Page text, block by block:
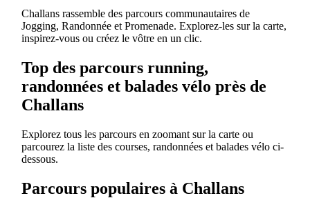
Challans rassemble des parcours communautaires de
Jogging, Randonnée et Promenade. Explorez-les sur la carte,
inspirez-vous ou créez le vôtre en un clic.
Top des parcours running,
randonnées et balades vélo près de
Challans
Explorez tous les parcours en zoomant sur la carte ou
parcourez la liste des courses, randonnées et balades vélo ci-
dessous.
Parcours populaires à Challans